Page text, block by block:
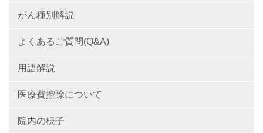
がん種別解説
よくあるご質問(Q&A)
用語解説
医療費控除について
院内の様子